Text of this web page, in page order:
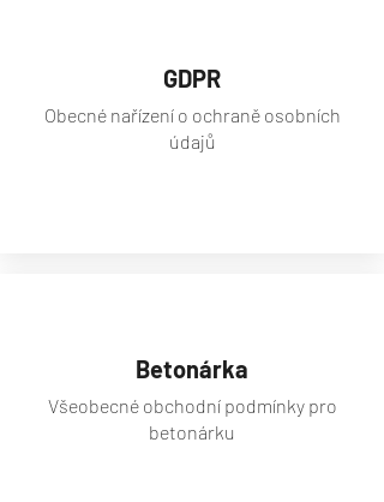
GDPR
Obecné nařízení o ochraně osobních
údajů
Betonárka
Všeobecné obchodní podmínky pro
betonárku